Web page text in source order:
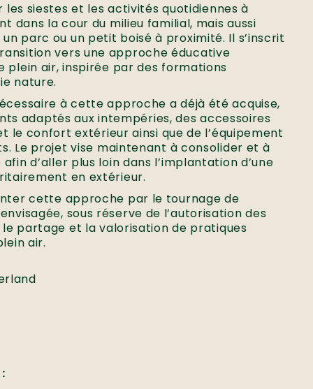
siestes et les activités quotidiennes à
dans la cour du milieu familial, mais aussi
parc ou un petit boisé à proximité. Il s’inscrit
vers une approche éducative
plein air, inspirée par des formations
nature.
à cette approche a déjà été acquise,
adaptés aux intempéries, des accessoires
le confort extérieur ainsi que de l’équipement
Le projet vise maintenant à consolider et à
d’aller plus loin dans l’implantation d’une
en extérieur.
cette approche par le tournage de
sous réserve de l’autorisation des
partage et la valorisation de pratiques
air.